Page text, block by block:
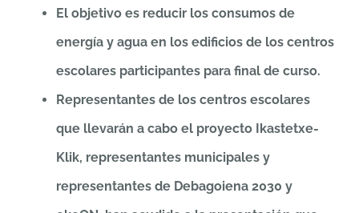
El objetivo es reducir los consumos de
energía y agua en los edificios de los centros
escolares participantes para final de curso.
Representantes de los centros escolares
que llevarán a cabo el proyecto Ikastetxe-
Klik, representantes municipales y
representantes de Debagoiena 2030 y